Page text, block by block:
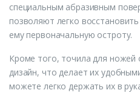
специальным абразивным
позволяют легко
ему первоначальную остроту.
Кроме того, точила для ножей
дизайн, что делает их
можете легко держать их в